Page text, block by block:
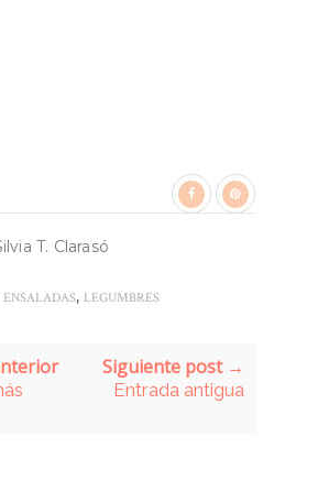
T. Clarasó
ENSALADAS, LEGUMBRES
Siguiente post →
Entrada antigua